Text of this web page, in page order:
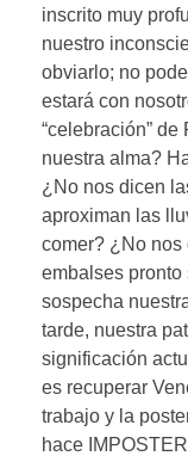
inscrito muy
nuestro
obviarlo; no
estará con
“celebración”
nuestra alma?
¿No nos dicen
aproximan las
comer? ¿No
embalses
sospecha
tarde, nuestra
significación
es recuperar
trabajo y la
hace